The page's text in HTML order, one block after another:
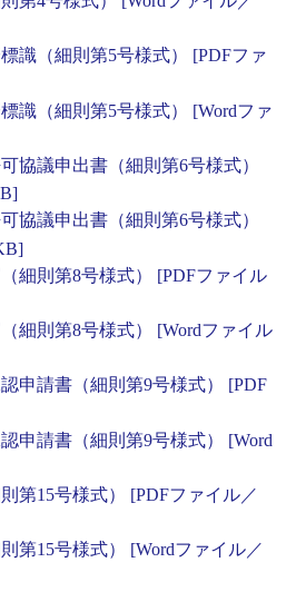
識（細則第5号様式） [PDFファ
識（細則第5号様式） [Wordファ
協議申出書（細則第6号様式）
協議申出書（細則第6号様式）
細則第8号様式） [PDFファイル
細則第8号様式） [Wordファイル
申請書（細則第9号様式） [PDF
申請書（細則第9号様式） [Word
第15号様式） [PDFファイル／
第15号様式） [Wordファイル／